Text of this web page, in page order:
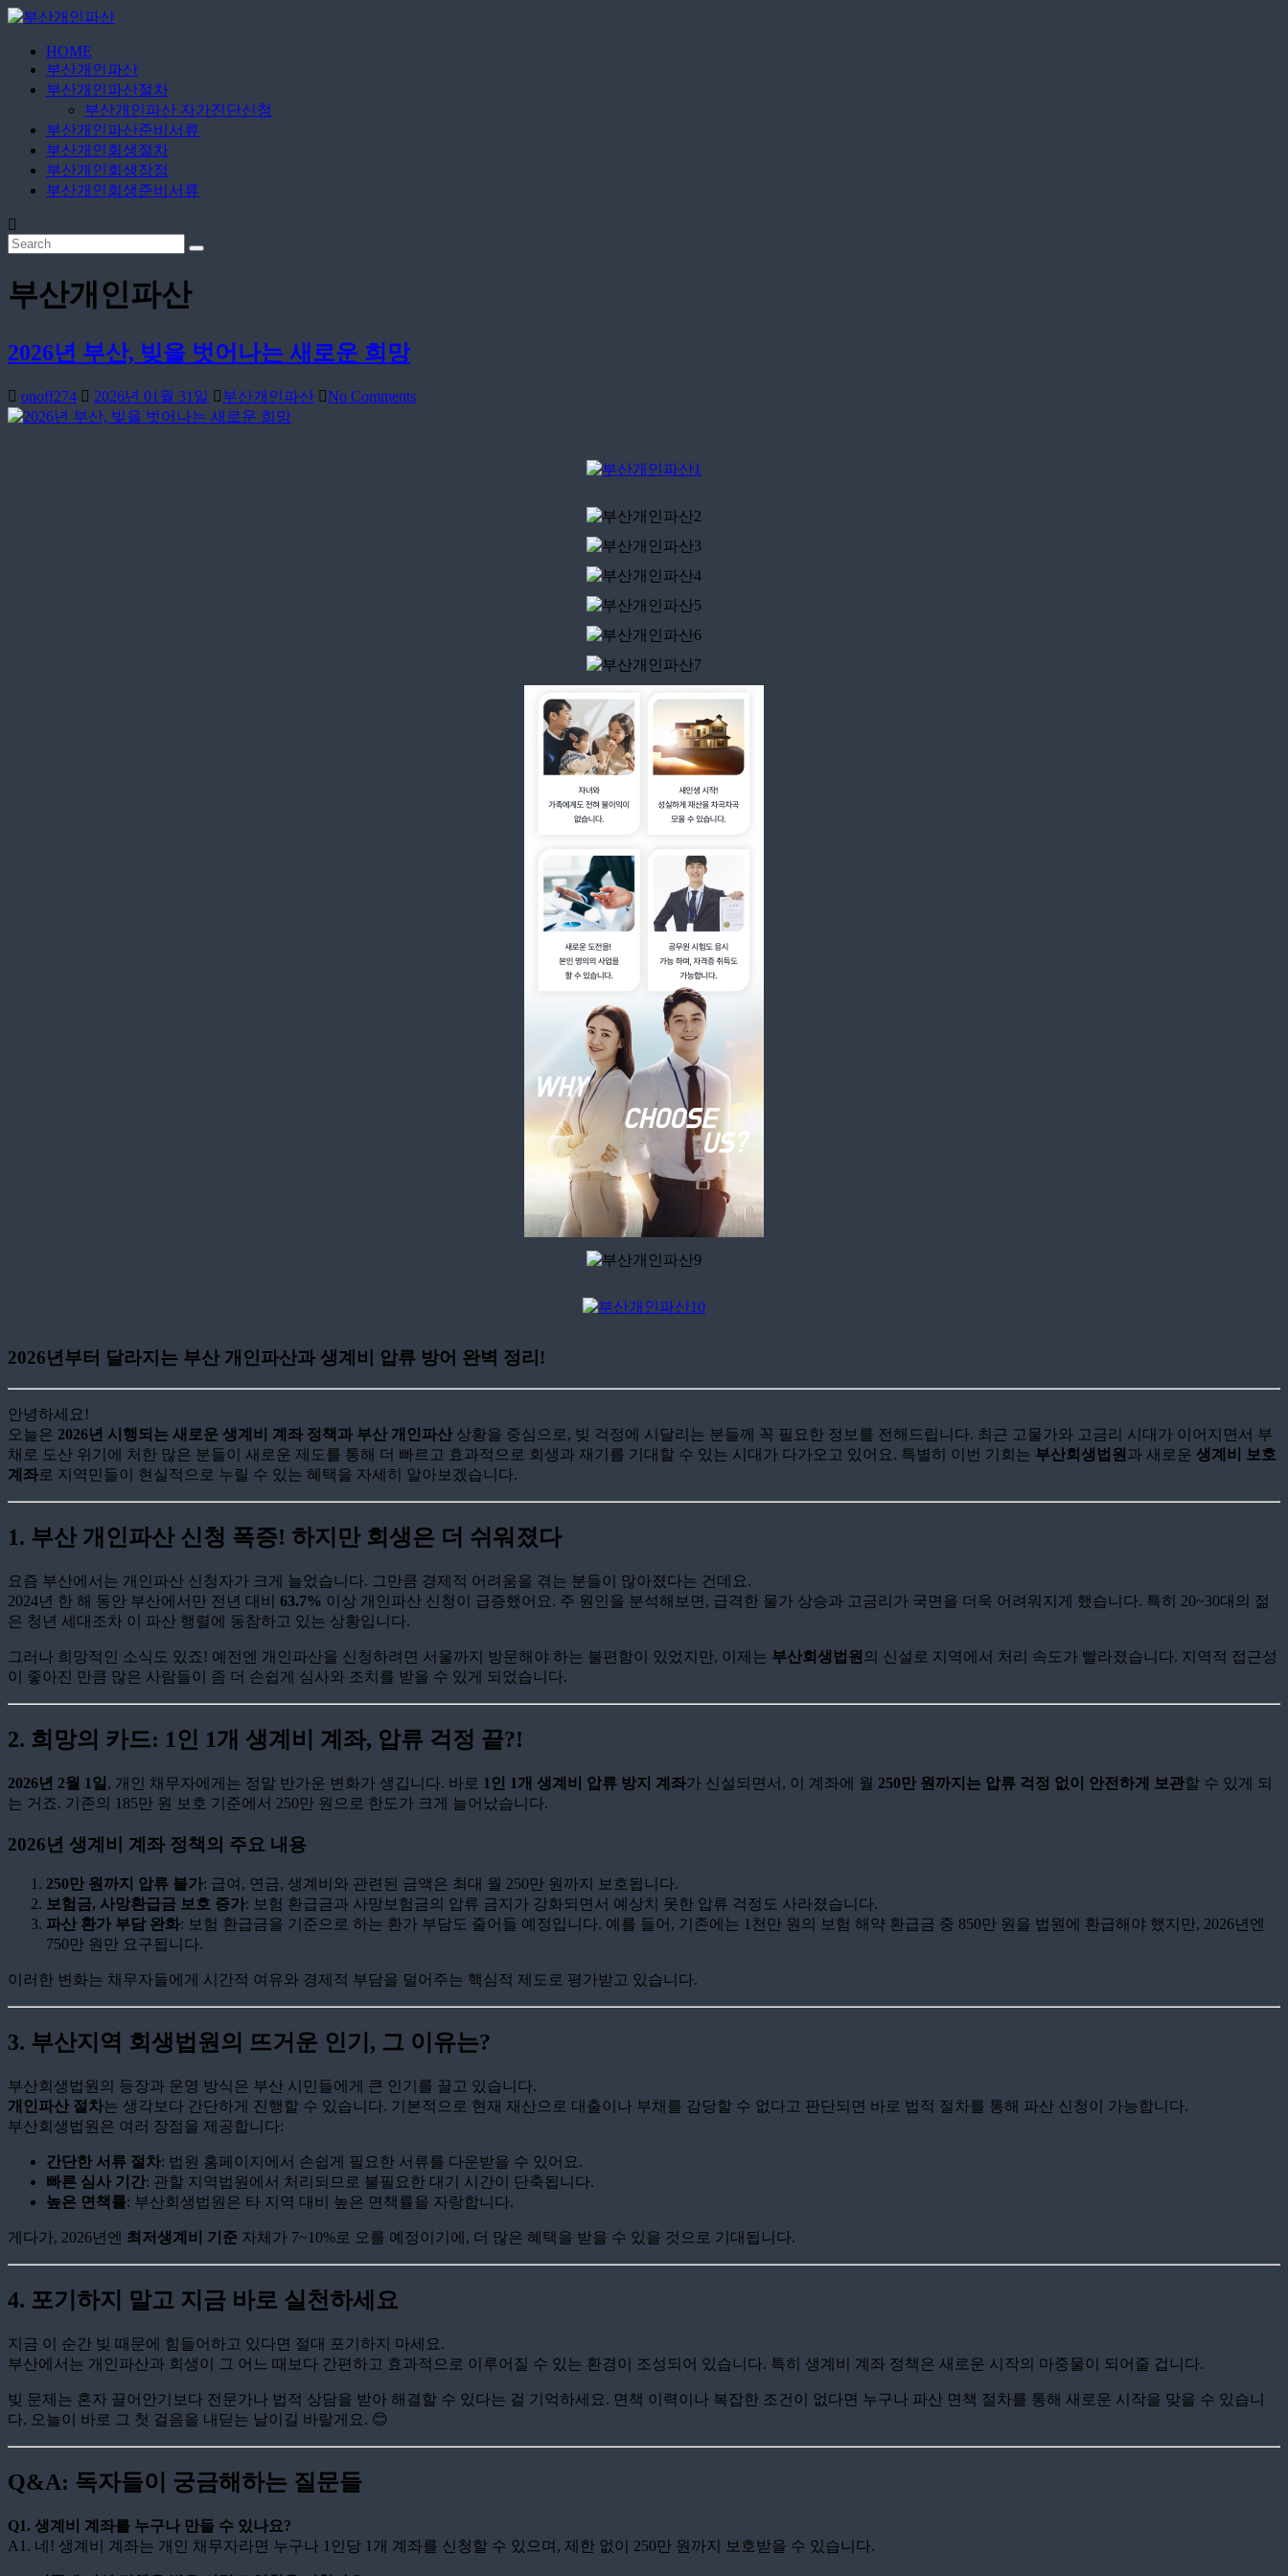
Skip
content
24
시
간
365
일
상
HOME
부산개인파산
부산개인파산절차
부산개인파산 자가진단신청
부산개인파산준비서류
부산개인회생절차
부산개인회생장점
부산개인회생준비서류
부산개인파산
2026년 부산, 빚을 벗어나는 새로운 희망
onoff274 2026년 01월 31일 부산개인파산 No Comments
2026년부터 달라지는 부산 개인파산과 생계비 압류 방어 완벽 정리!
안녕하세요!
오늘은 2026년 시행되는 새로운 생계비 계좌 정책과 부산 개인파산 상황을 중심으로, 빚 걱정에 시달리는 분들께 꼭 필요한 정보를 전해드립니다. 최근 고물가와 고금리 시대가 이어지면서 부
채로 도산 위기에 처한 많은 분들이 새로운 제도를 통해 더 빠르고 효과적으로 회생과 재기를 기대할 수 있는 시대가 다가오고 있어요. 특별히 이번 기회는 부산회생법원 과 새로운 생계비 보호
계좌로 지역민들이 현실적으로 누릴 수 있는 혜택을 자세히 알아보겠습니다.
1. 부산 개인파산 신청 폭증! 하지만 회생은 더 쉬워졌다
요즘 부산에서는 개인파산 신청자가 크게 늘었습니다. 그만큼 경제적 어려움을 겪는 분들이 많아졌다는 건데요.
2024년 한 해 동안 부산에서만 전년 대비 63.7% 이상 개인파산 신청이 급증했어요. 주 원인을 분석해보면, 급격한 물가 상승과 고금리가 국면을 더욱 어려워지게 했습니다. 특히 20~30대의 젊
은 청년 세대조차 이 파산 행렬에 동참하고 있는 상황입니다.
그러나 희망적인 소식도 있죠! 예전엔 개인파산을 신청하려면 서울까지 방문해야 하는 불편함이 있었지만, 이제는 부산회생법원 의 신설로 지역에서 처리 속도가 빨라졌습니다. 지역적 접근성
이 좋아진 만큼 많은 사람들이 좀 더 손쉽게 심사와 조치를 받을 수 있게 되었습니다.
2. 희망의 카드: 1인 1개 생계비 계좌, 압류 걱정 끝?!
2026년 2월 1일 , 개인 채무자에게는 정말 반가운 변화가 생깁니다. 바로 1인 1개 생계비 압류 방지 계좌가 신설되면서, 이 계좌에 월 250만 원까지는 압류 걱정 없이 안전하게 보관할 수 있게 되
는 거죠. 기존의 185만 원 보호 기준에서 250만 원으로 한도가 크게 늘어났습니다.
2026년 생계비 계좌 정책의 주요 내용
250만 원까지 압류 불가: 급여, 연금, 생계비와 관련된 금액은 최대 월 250만 원까지 보호됩니다.
보험금, 사망환급금 보호 증가: 보험 환급금과 사망보험금의 압류 금지가 강화되면서 예상치 못한 압류 걱정도 사라졌습니다.
파산 환가 부담 완화: 보험 환급금을 기준으로 하는 환가 부담도 줄어들 예정입니다. 예를 들어, 기존에는 1천만 원의 보험 해약 환급금 중 850만 원을 법원에 환급해야 했지만, 2026년엔
750만 원만 요구됩니다.
이러한 변화는 채무자들에게 시간적 여유와 경제적 부담을 덜어주는 핵심적 제도로 평가받고 있습니다.
3. 부산지역 회생법원의 뜨거운 인기, 그 이유는?
부산회생법원의 등장과 운영 방식은 부산 시민들에게 큰 인기를 끌고 있습니다.
개인파산 절차는 생각보다 간단하게 진행할 수 있습니다. 기본적으로 현재 재산으로 대출이나 부채를 감당할 수 없다고 판단되면 바로 법적 절차를 통해 파산 신청이 가능합니다.
부산회생법원은 여러 장점을 제공합니다:
간단한 서류 절차: 법원 홈페이지에서 손쉽게 필요한 서류를 다운받을 수 있어요.
빠른 심사 기간: 관할 지역법원에서 처리되므로 불필요한 대기 시간이 단축됩니다.
높은 면책률: 부산회생법원은 타 지역 대비 높은 면책률을 자랑합니다.
게다가, 2026년엔 최저생계비 기준 자체가 7~10%로 오를 예정이기에, 더 많은 혜택을 받을 수 있을 것으로 기대됩니다.
4. 포기하지 말고 지금 바로 실천하세요
지금 이 순간 빚 때문에 힘들어하고 있다면 절대 포기하지 마세요.
부산에서는 개인파산과 회생이 그 어느 때보다 간편하고 효과적으로 이루어질 수 있는 환경이 조성되어 있습니다. 특히 생계비 계좌 정책은 새로운 시작의 마중물이 되어줄 겁니다.
빚 문제는 혼자 끌어안기보다 전문가나 법적 상담을 받아 해결할 수 있다는 걸 기억하세요. 면책 이력이나 복잡한 조건이 없다면 누구나 파산 면책 절차를 통해 새로운 시작을 맞을 수 있습니
다. 오늘이 바로 그 첫 걸음을 내딛는 날이길 바랄게요. 😊
Q&A: 독자들이 궁금해하는 질문들
Q1. 생계비 계좌를 누구나 만들 수 있나요?
A1. 네! 생계비 계좌는 개인 채무자라면 누구나 1인당 1개 계좌를 신청할 수 있으며, 제한 없이 250만 원까지 보호받을 수 있습니다.